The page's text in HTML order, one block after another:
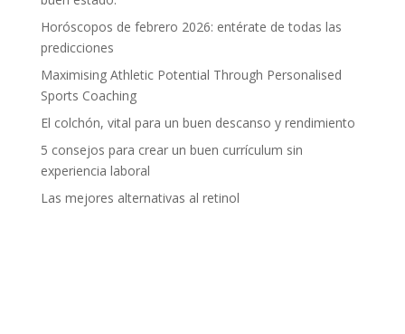
Horóscopos de febrero 2026: entérate de todas las
predicciones
Maximising Athletic Potential Through Personalised
Sports Coaching
El colchón, vital para un buen descanso y rendimiento
5 consejos para crear un buen currículum sin
experiencia laboral
Las mejores alternativas al retinol